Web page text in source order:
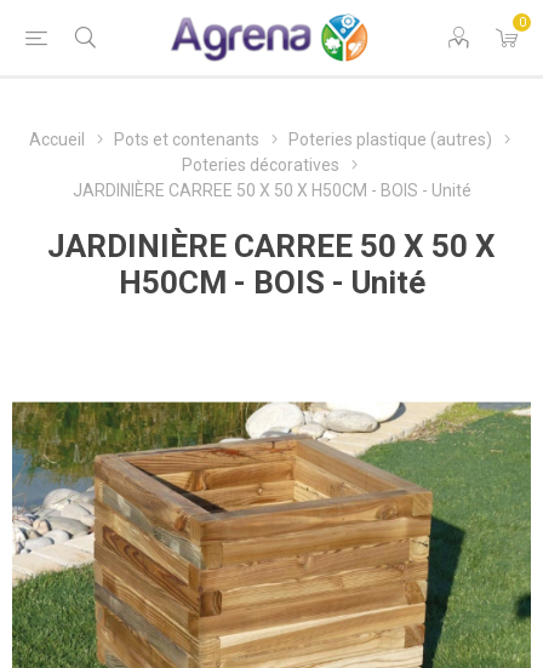
0
Accueil Pots et contenants
Poteries plastique (autres)
Poteries décoratives
JARDINIÈRE CARREE 50 X 50 X H50CM - BOIS - Unité
JARDINIÈRE CARREE 50 X 50 X
H50CM - BOIS - Unité